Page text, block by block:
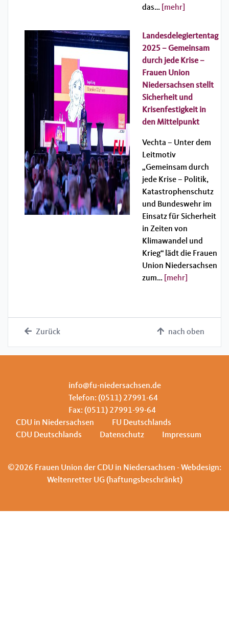
das… [mehr]
Landesdelegiertentag
2025 – Gemeinsam
durch jede Krise –
Frauen Union
Niedersachsen stellt
Sicherheit und
Krisenfestigkeit in
den Mittelpunkt
Vechta – Unter dem
Leitmotiv
„Gemeinsam durch
jede Krise – Politik,
Katastrophenschutz
und Bundeswehr im
Einsatz für Sicherheit
in Zeiten von
Klimawandel und
Krieg“ lädt die Frauen
Union Niedersachsen
zum… [mehr]
Zurück nach oben
info@fu-niedersachsen.de
Telefon: (0511) 27991-64
Fax: (0511) 27991-99-64
CDU in Niedersachsen
FU Deutschlands
CDU Deutschlands
Datenschutz Impressum
©2026 Frauen Union der CDU in Niedersachsen - Webdesign:
Weltenretter UG (haftungsbeschränkt)